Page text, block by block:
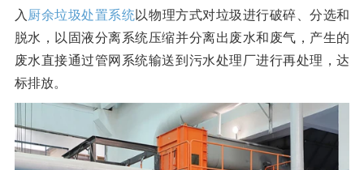
入 厨余垃圾处置系统以物理方式对垃圾进行破碎、分选和
脱水，以固液分离系统压缩并分离出废水和废气，产生的
废水直接通过管网系统输送到污水处理厂进行再处理，达
标排放。